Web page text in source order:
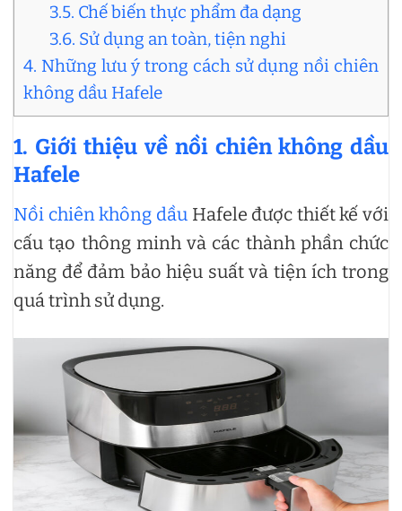
3.5. Chế biến thực phẩm đa dạng
3.6. Sử dụng an toàn, tiện nghi
4. Những lưu ý trong cách sử dụng nồi chiên
không dầu Hafele
1. Giới thiệu về nồi chiên không dầu
Hafele
Nồi chiên không dầu Hafele được thiết kế với
cấu tạo thông minh và các thành phần chức
năng để đảm bảo hiệu suất và tiện ích trong
quá trình sử dụng.